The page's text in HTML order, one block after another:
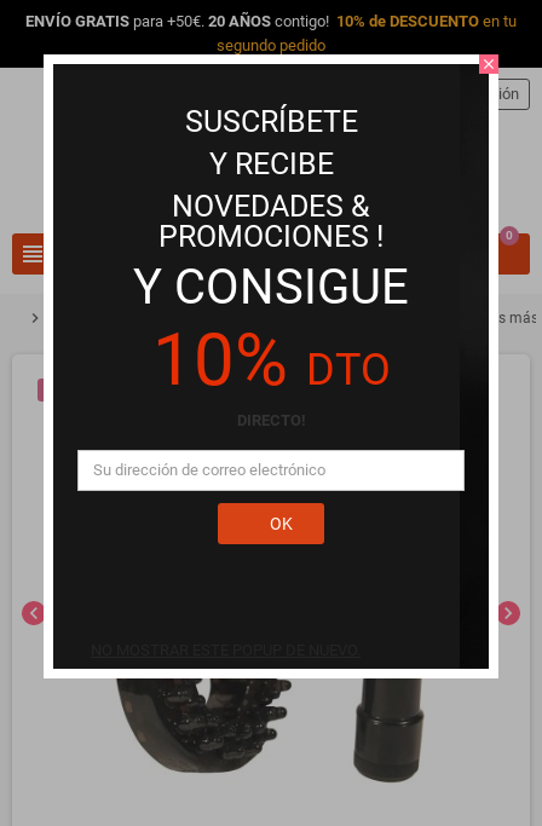
ENVÍO GRATIS para +50€. 20 AÑOS contigo! 10% de DESCUENTO en tu
segundo pedido
view_headline
Iniciar sesión
0
chevron_right Bull black, anilla de silicona para los
chevron_left chevron_right
close
SUSCRÍBETE
Y RECIBE
NOVEDADES &
PROMOCIONES !
Y CONSIGUE
10% DTO
DIRECTO!
OK